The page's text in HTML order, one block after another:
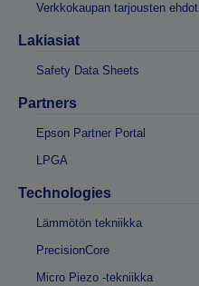
Verkkokaupan tarjousten ehdot
Lakiasiat
Safety Data Sheets
Partners
Epson Partner Portal
LPGA
Technologies
Lämmötön tekniikka
PrecisionCore
Micro Piezo -tekniikka